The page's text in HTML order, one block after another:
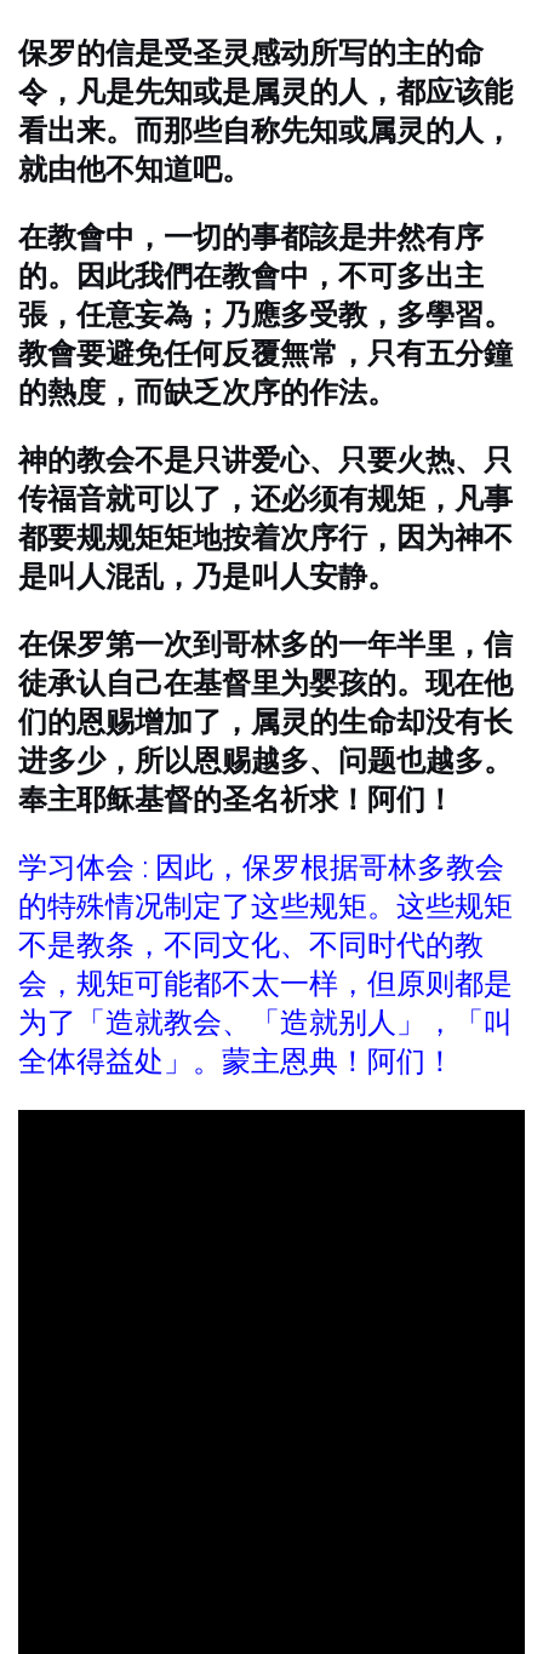
保罗的信是受圣灵感动所写的主的命
令，凡是先知或是属灵的人，都应该能
看出来。而那些自称先知或属灵的人，
就由他不知道吧。
在教會中，一切的事都該是井然有序
的。因此我們在教會中，不可多出主
張，任意妄為；乃應多受教，多學習。
教會要避免任何反覆無常，只有五分鐘
的熱度，而缺乏次序的作法。
神的教会不是只讲爱心、只要火热、只
传福音就可以了，还必须有规矩，凡事
都要规规矩矩地按着次序行，因为神不
是叫人混乱，乃是叫人安静。
在保罗第一次到哥林多的一年半里，信
徒承认自己在基督里为婴孩的。现在他
们的恩赐增加了，属灵的生命却没有长
进多少，所以恩赐越多、问题也越多。
奉主耶稣基督的圣名祈求！阿们！
学习体会 : 因此，保罗根据哥林多教会
的特殊情况制定了这些规矩。这些规矩
不是教条，不同文化、不同时代的教
会，规矩可能都不太一样，但原则都是
为了「造就教会、「造就别人」，「叫
全体得益处」。蒙主恩典！阿们！